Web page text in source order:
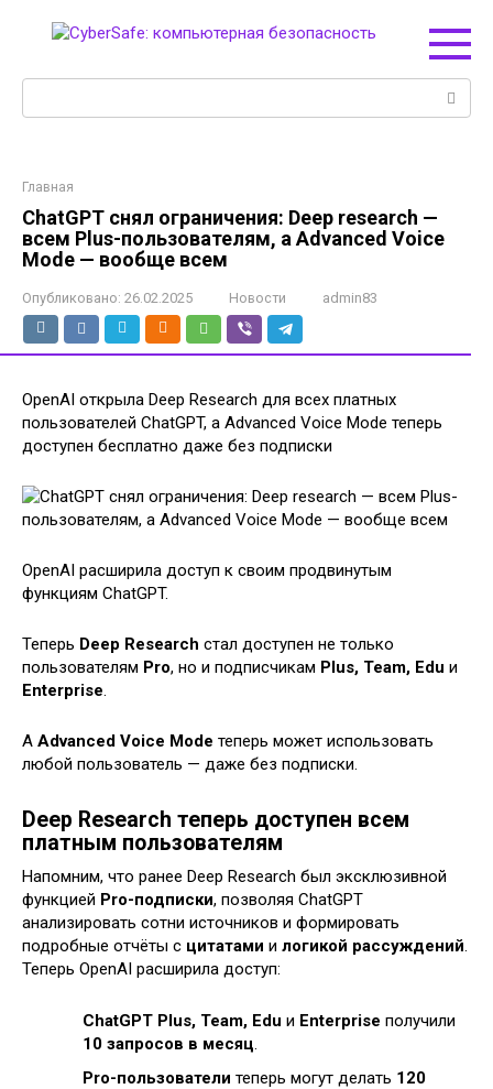
Главная
ChatGPT снял ограничения: Deep research —
всем Plus-пользователям, а Advanced Voice
Mode — вообще всем
Опубликовано: 26.02.2025 Новости admin83
OpenAI открыла Deep Research для всех платных
пользователей ChatGPT, а Advanced Voice Mode теперь
доступен бесплатно даже без подписки
OpenAI расширила доступ к своим продвинутым
функциям ChatGPT.
Теперь Deep Research стал доступен не только
пользователям Pro, но и подписчикам Plus, Team, Edu и
Enterprise.
А Advanced Voice Mode теперь может использовать
любой пользователь — даже без подписки.
Deep Research теперь доступен всем
платным пользователям
Напомним, что ранее Deep Research был эксклюзивной
функцией Pro-подписки, позволяя ChatGPT
анализировать сотни источников и формировать
подробные отчёты с цитатами и логикой рассуждений.
Теперь OpenAI расширила доступ:
ChatGPT Plus, Team, Edu и Enterprise получили
10 запросов в месяц
Pro-пользователи теперь могут делать 120